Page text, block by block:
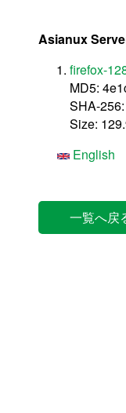
Asianux
firefox-
MD5:
SHA-
Size:
English
一覧へ戻